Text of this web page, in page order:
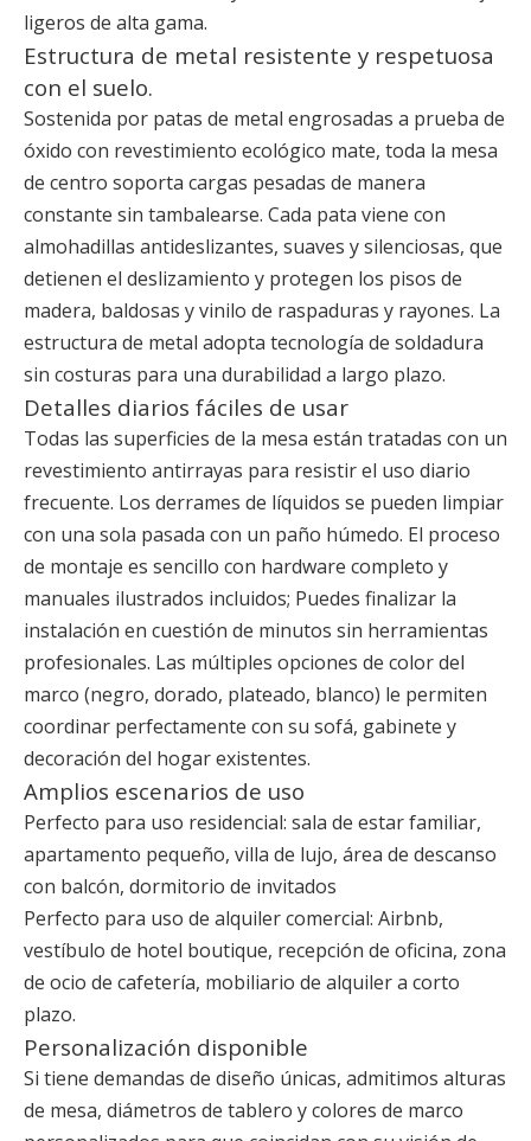
ligeros de alta gama.
Estructura de metal resistente y respetuosa
con el suelo.
Sostenida por patas de metal engrosadas a prueba de
óxido con revestimiento ecológico mate, toda la mesa
de centro soporta cargas pesadas de manera
constante sin tambalearse. Cada pata viene con
almohadillas antideslizantes, suaves y silenciosas, que
detienen el deslizamiento y protegen los pisos de
madera, baldosas y vinilo de raspaduras y rayones. La
estructura de metal adopta tecnología de soldadura
sin costuras para una durabilidad a largo plazo.
Detalles diarios fáciles de usar
Todas las superficies de la mesa están tratadas con un
revestimiento antirrayas para resistir el uso diario
frecuente. Los derrames de líquidos se pueden limpiar
con una sola pasada con un paño húmedo. El proceso
de montaje es sencillo con hardware completo y
manuales ilustrados incluidos; Puedes finalizar la
instalación en cuestión de minutos sin herramientas
profesionales. Las múltiples opciones de color del
marco (negro, dorado, plateado, blanco) le permiten
coordinar perfectamente con su sofá, gabinete y
decoración del hogar existentes.
Amplios escenarios de uso
Perfecto para uso residencial: sala de estar familiar,
apartamento pequeño, villa de lujo, área de descanso
con balcón, dormitorio de invitados
Perfecto para uso de alquiler comercial: Airbnb,
vestíbulo de hotel boutique, recepción de oficina, zona
de ocio de cafetería, mobiliario de alquiler a corto
plazo.
Personalización disponible
Si tiene demandas de diseño únicas, admitimos alturas
de mesa, diámetros de tablero y colores de marco